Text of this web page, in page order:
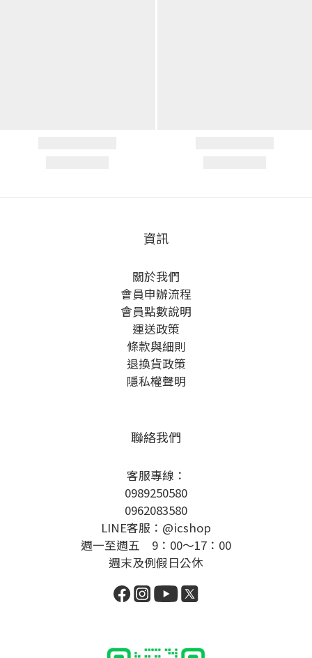
資訊
關於我們
會員申辦流程
會員點數說明
運送政策
條款與細則
退換貨政策
隱私權聲明
聯絡我們
客服專線：
0989250580
0962083580
LINE客服：@icshop
週一至週五 9：00～17：00
週末及例假日公休